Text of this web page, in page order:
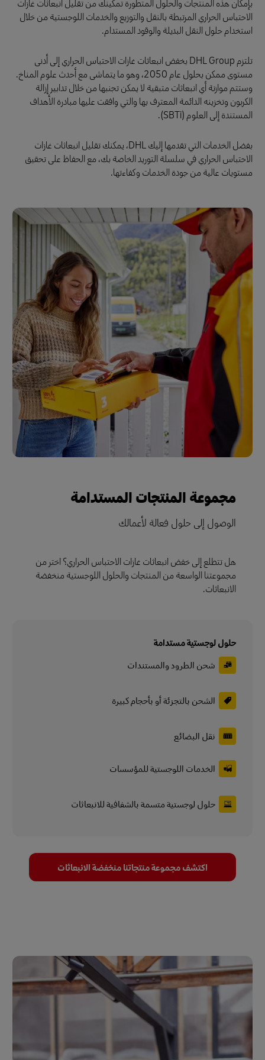
الاحتباس الحراري المرتبطة بالنقل والتوزيع والخدمات اللوجستية من خلال
استخدام حلول النقل البديلة والوقود المستدام.
تلتزم DHL Group بخفض انبعاثات غازات الاحتباس الحراري إلى أدنى
مستوى ممكن بحلول عام 2050، وهو ما يتماشى مع أحدث علوم المناخ.
وستتم موازنة أي انبعاثات متبقية لا يمكن تجنبها من خلال تدابير إزالة
الكربون وتخزينه الدائمة المعترف بها والتي وافقت عليها مبادرة الأهداف
المستندة إلى العلوم (SBTi).
بفضل الخدمات التي تقدمها إليك DHL، يمكنك تقليل انبعاثات غازات
الاحتباس الحراري في سلسلة التوريد الخاصة بك، مع الحفاظ على تحقيق
مستويات عالية من جودة الخدمات وكفاءتها.
مجموعة المنتجات المستدامة
الوصول إلى حلول فعالة لأعمالك
هل تتطلع إلى خفض انبعاثات غازات الاحتباس الحراري؟ اختر من
مجموعتنا الواسعة من المنتجات والحلول اللوجستية منخفضة
الانبعاثات.
حلول لوجستية مستدامة
شحن الطرود والمستندات
الشحن بالتجزئة أو بأحجام كبيرة
نقل البضائع
الخدمات اللوجستية للمؤسسات
حلول لوجستية متسمة بالشفافية للانبعاثات
اكتشف مجموعة منتجاتنا منخفضة الانبعاثات